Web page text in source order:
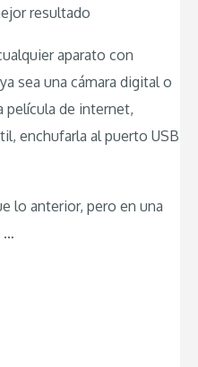
resultado
aparato con
sea una cámara digital o
película de internet,
enchufarla al puerto USB
lo anterior, pero en una
…